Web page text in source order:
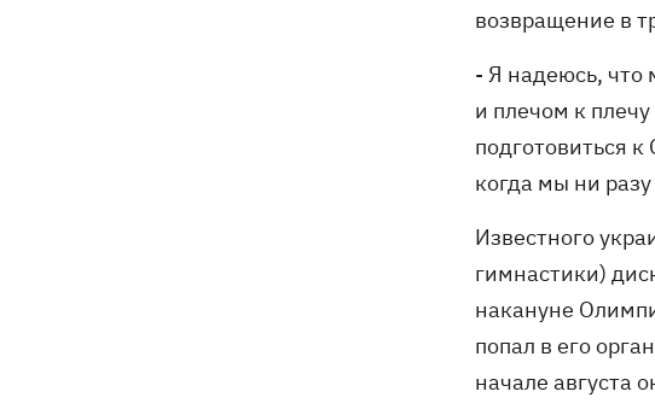
возвращение в
- Я надеюсь, что
и плечом к
подготовиться
когда мы ни
Известного
гимнастики)
накануне
попал в его
начале августа